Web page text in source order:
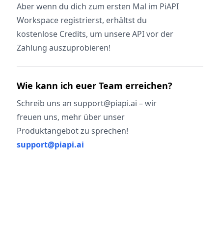
Aber wenn du dich zum ersten Mal im PiAPI
Workspace registrierst, erhältst du
kostenlose Credits, um unsere API vor der
Zahlung auszuprobieren!
Wie kann ich euer Team erreichen?
Schreib uns an support@piapi.ai – wir
freuen uns, mehr über unser
Produktangebot zu sprechen!
support@piapi.ai